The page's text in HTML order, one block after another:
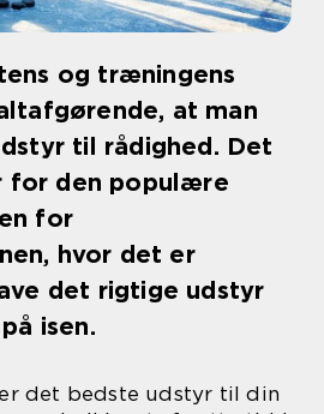
og træningens
at man
til rådighed. Det
for den populære
for
hvor det er
det rigtige udstyr
isen.
det bedste udstyr til din